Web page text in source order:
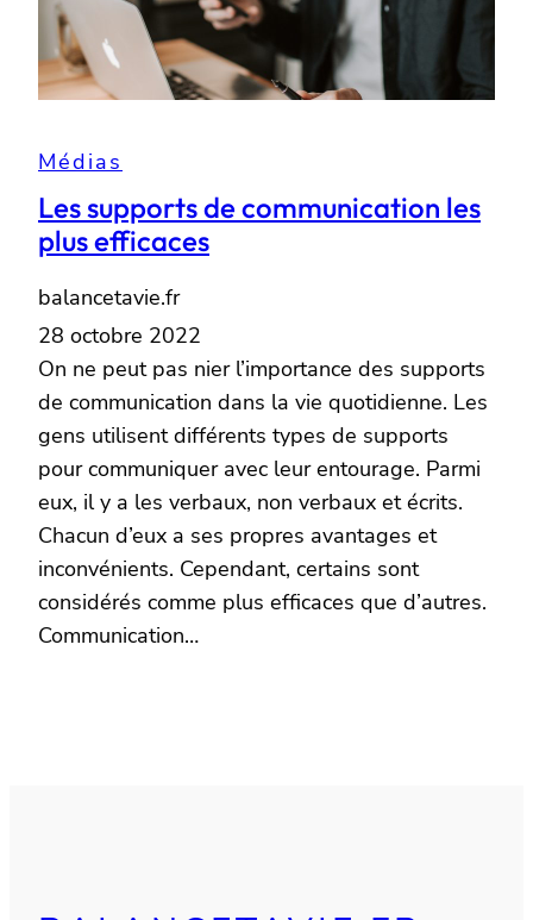
Médias
Les supports de communication les
plus efficaces
balancetavie.fr
28 octobre 2022
On ne peut pas nier l’importance des supports
de communication dans la vie quotidienne. Les
gens utilisent différents types de supports
pour communiquer avec leur entourage. Parmi
eux, il y a les verbaux, non verbaux et écrits.
Chacun d’eux a ses propres avantages et
inconvénients. Cependant, certains sont
considérés comme plus efficaces que d’autres.
Communication…